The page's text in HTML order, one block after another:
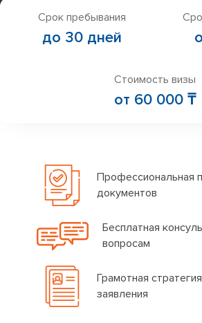
Срок пребывания
до 30 дней
Стоимость визы
от 60 000 ₸
Профессиональная
документов
Бесплатная
вопросам
Грамотная
заявления